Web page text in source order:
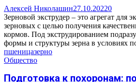
Алексей Николашин27.10.20220
Зерновой экструдер – это агрегат для
зерновых с целью получения
кормов. Под экструдированием
формы и структуры зерна в условиях
пшеницазерно
Общество
Подготовка к похоронам: